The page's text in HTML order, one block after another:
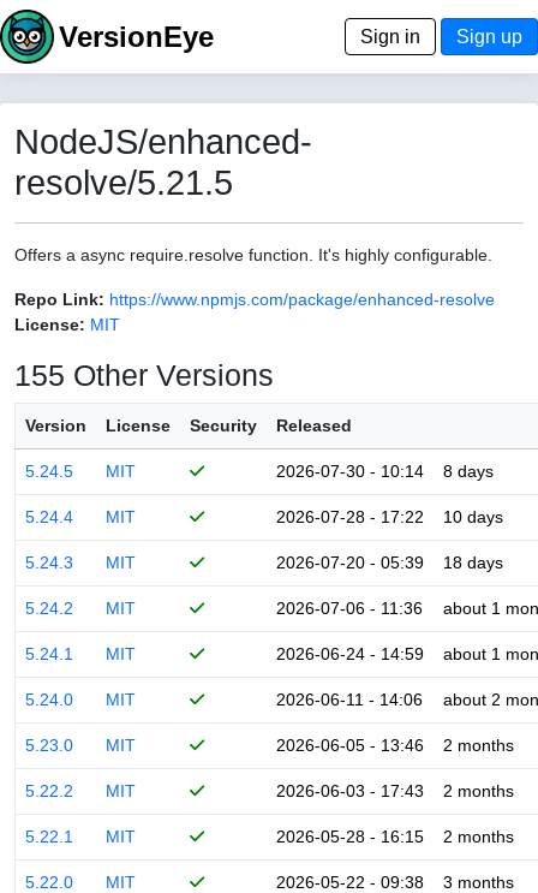
VersionEye Sign in Sign up
NodeJS/enhanced-
resolve/5.21.5
Offers a async require.resolve function. It's highly configurable.
Repo Link: https://www.npmjs.com/package/enhanced-resolve
License: MIT
155 Other Versions
Version License Security Released
5.24.5 MIT 2026-07-30 - 10:14 8 days
5.24.4 MIT 2026-07-28 - 17:22 10 days
5.24.3 MIT 2026-07-20 - 05:39 18 days
5.24.2 MIT 2026-07-06 - 11:36 about 1
5.24.1 MIT 2026-06-24 - 14:59 about 1
5.24.0 MIT 2026-06-11 - 14:06 about 2
5.23.0 MIT 2026-06-05 - 13:46 2 months
5.22.2 MIT 2026-06-03 - 17:43 2 months
5.22.1 MIT 2026-05-28 - 16:15 2 months
5.22.0 MIT 2026-05-22 - 09:38 3 months